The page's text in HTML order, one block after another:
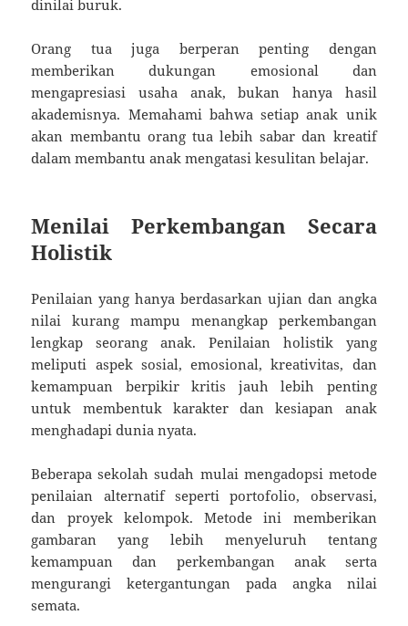
dinilai buruk.
Orang tua juga berperan penting dengan
memberikan dukungan emosional dan
mengapresiasi usaha anak, bukan hanya hasil
akademisnya. Memahami bahwa setiap anak unik
akan membantu orang tua lebih sabar dan kreatif
dalam membantu anak mengatasi kesulitan belajar.
Menilai Perkembangan Secara
Holistik
Penilaian yang hanya berdasarkan ujian dan angka
nilai kurang mampu menangkap perkembangan
lengkap seorang anak. Penilaian holistik yang
meliputi aspek sosial, emosional, kreativitas, dan
kemampuan berpikir kritis jauh lebih penting
untuk membentuk karakter dan kesiapan anak
menghadapi dunia nyata.
Beberapa sekolah sudah mulai mengadopsi metode
penilaian alternatif seperti portofolio, observasi,
dan proyek kelompok. Metode ini memberikan
gambaran yang lebih menyeluruh tentang
kemampuan dan perkembangan anak serta
mengurangi ketergantungan pada angka nilai
semata.